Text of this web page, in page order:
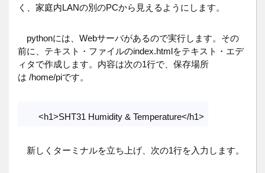
く、家庭内LANの別のPCから見えるようにします。
pythonには、Webサーバがあるので実行します。その
前に、テキスト・ファイルのindex.htmlをテキスト・エデ
ィタで作成します。内容は次の1行で、保存場所
は /home/piです。
<h1>SHT31 Humidity & Temperature</h1>
新しくターミナルを立ち上げ、次の1行を入力します。